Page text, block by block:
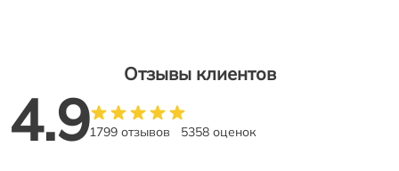
Отзывы клиентов
4.91799 отзывов 5358 оценок